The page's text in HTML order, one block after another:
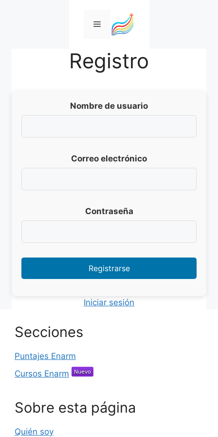
Menú
Registro
Nombre de usuario
Correo electrónico
Contraseña
Iniciar sesión
Secciones
Puntajes Enarm
Cursos Enarm
Sobre esta página
Quién soy